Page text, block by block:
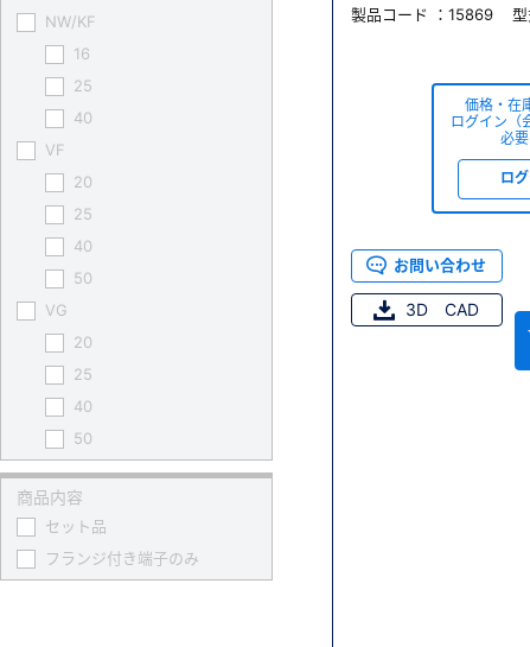
製品コード ：15869 型
価格・在
ログイン（
必
ロ
お問い合わせ
3D CAD
NW/KF
16
25
40
VF
20
25
40
50
VG
20
25
40
50
商品内容
セット品
フランジ付き端子のみ